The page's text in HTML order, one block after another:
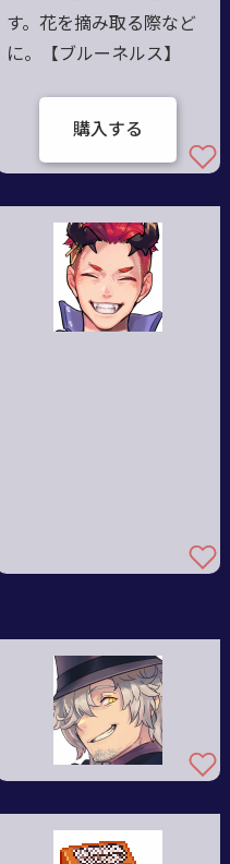
す。花を摘み取る際など
に。【ブルーネルス】
購入する